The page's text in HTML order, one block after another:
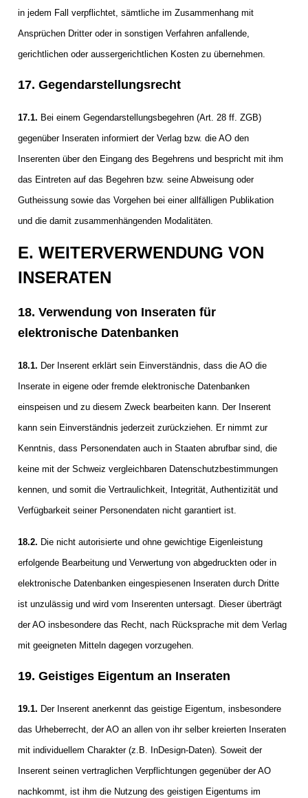
in jedem Fall verpflichtet, sämtliche im Zusammenhang mit
Ansprüchen Dritter oder in sonstigen Verfahren anfallende,
gerichtlichen oder aussergerichtlichen Kosten zu übernehmen.
17. Gegendarstellungsrecht
17.1. Bei einem Gegendarstellungsbegehren (Art. 28 ff. ZGB)
gegenüber Inseraten informiert der Verlag bzw. die AO den
Inserenten über den Eingang des Begehrens und bespricht mit ihm
das Eintreten auf das Begehren bzw. seine Abweisung oder
Gutheissung sowie das Vorgehen bei einer allfälligen Publikation
und die damit zusammenhängenden Modalitäten.
E. WEITERVERWENDUNG VON
INSERATEN
18. Verwendung von Inseraten für
elektronische Datenbanken
18.1. Der Inserent erklärt sein Einverständnis, dass die AO die
Inserate in eigene oder fremde elektronische Datenbanken
einspeisen und zu diesem Zweck bearbeiten kann. Der Inserent
kann sein Einverständnis jederzeit zurückziehen. Er nimmt zur
Kenntnis, dass Personendaten auch in Staaten abrufbar sind, die
keine mit der Schweiz vergleichbaren Datenschutzbestimmungen
kennen, und somit die Vertraulichkeit, Integrität, Authentizität und
Verfügbarkeit seiner Personendaten nicht garantiert ist.
18.2. Die nicht autorisierte und ohne gewichtige Eigenleistung
erfolgende Bearbeitung und Verwertung von abgedruckten oder in
elektronische Datenbanken eingespiesenen Inseraten durch Dritte
ist unzulässig und wird vom Inserenten untersagt. Dieser überträgt
der AO insbesondere das Recht, nach Rücksprache mit dem Verlag
mit geeigneten Mitteln dagegen vorzugehen.
19. Geistiges Eigentum an Inseraten
19.1. Der Inserent anerkennt das geistige Eigentum, insbesondere
das Urheberrecht, der AO an allen von ihr selber kreierten Inseraten
mit individuellem Charakter (z.B. InDesign-Daten). Soweit der
Inserent seinen vertraglichen Verpflichtungen gegenüber der AO
nachkommt, ist ihm die Nutzung des geistigen Eigentums im